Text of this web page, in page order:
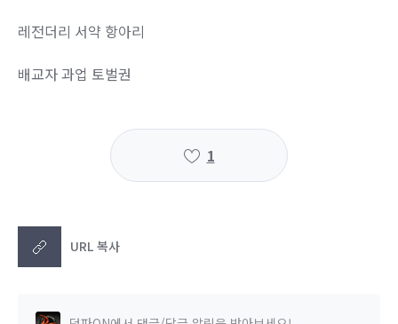
레전더리 서약 항아리
배교자 과업 토벌권
1
URL 복사